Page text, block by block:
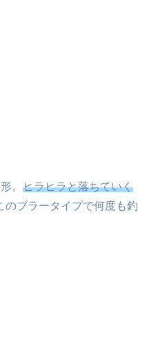
。 ヒラヒラと落ちていく
のブラータイプで何度も釣